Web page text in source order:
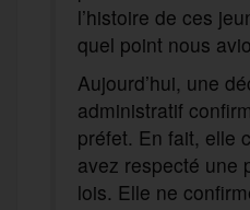
l’histoire de ces
quel point nous
Aujourd’hui, une
administratif
préfet. En fait, elle
avez respecté une
lois. Elle ne